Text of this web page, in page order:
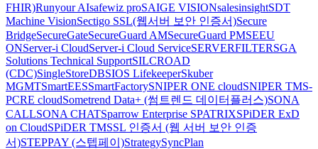
FHIR)Runyour AIsafewiz proSAIGE VISIONsalesinsightSDT
Machine VisionSectigo SSL(웹서버 보안 인증서)Secure
BridgeSecureGateSecureGuard AMSecureGuard PMSEEU
ONServer-i CloudServer-i Cloud ServiceSERVERFILTERSGA
Solutions Technical SupportSILCROAD
(CDC)SingleStoreDBSIOS LifekeeperSkuber
MGMTSmartEESSmartFactorySNIPER ONE cloudSNIPER TMS-
PCRE cloudSometrend Data+ (썸트렌드 데이터플러스)SONA
CALLSONA CHATSparrow Enterprise SPATRIXSPiDER ExD
on CloudSPiDER TMSSL 인증서 (웹 서버 보안 인증
서)STEPPAY (스텝페이)StrategySyncPlan